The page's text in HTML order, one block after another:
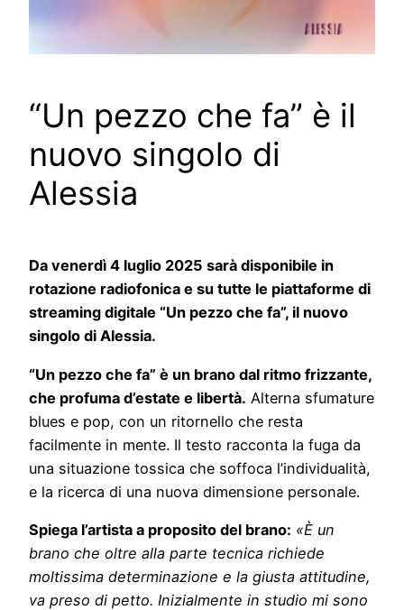
“Un pezzo che fa” è il
nuovo singolo di
Alessia
Da venerdì 4 luglio 2025 sarà disponibile in
rotazione radiofonica e su tutte le piattaforme di
streaming digitale “Un pezzo che fa”, il nuovo
singolo di Alessia.
“Un pezzo che fa” è un brano dal ritmo frizzante,
che profuma d’estate e libertà. Alterna sfumature
blues e pop, con un ritornello che resta
facilmente in mente. Il testo racconta la fuga da
una situazione tossica che soffoca l’individualità,
e la ricerca di una nuova dimensione personale.
Spiega l’artista a proposito del brano: «È un
brano che oltre alla parte tecnica richiede
moltissima determinazione e la giusta attitudine,
va preso di petto. Inizialmente in studio mi sono